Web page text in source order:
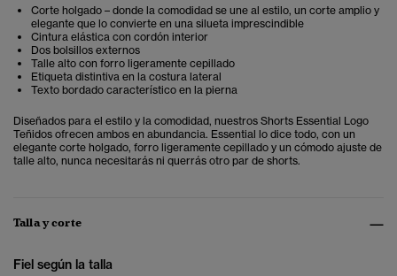
Corte holgado – donde la comodidad se une al estilo, un corte amplio y
elegante que lo convierte en una silueta imprescindible
Cintura elástica con cordón interior
Dos bolsillos externos
Talle alto con forro ligeramente cepillado
Etiqueta distintiva en la costura lateral
Texto bordado característico en la pierna
Diseñados para el estilo y la comodidad, nuestros Shorts Essential Logo
Teñidos ofrecen ambos en abundancia. Essential lo dice todo, con un
elegante corte holgado, forro ligeramente cepillado y un cómodo ajuste de
talle alto, nunca necesitarás ni querrás otro par de shorts.
Talla y corte
Fiel según la talla